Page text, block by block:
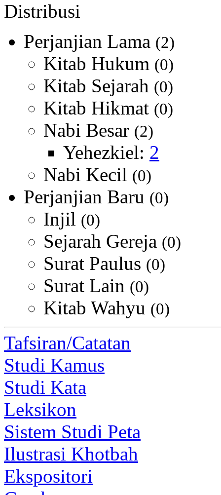
Distribusi
Perjanjian Lama (2)
Kitab Hukum (0)
Kitab Sejarah (0)
Kitab Hikmat (0)
Nabi Besar (2)
Yehezkiel: 2
Nabi Kecil (0)
Perjanjian Baru (0)
Injil (0)
Sejarah Gereja (0)
Surat Paulus (0)
Surat Lain (0)
Kitab Wahyu (0)
Tafsiran/Catatan
Studi Kamus
Studi Kata
Leksikon
Sistem Studi Peta
Ilustrasi Khotbah
Ekspositori